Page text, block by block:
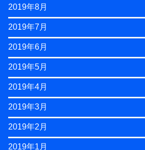
2019年8月
2019年7月
2019年6月
2019年5月
2019年4月
2019年3月
2019年2月
2019年1月